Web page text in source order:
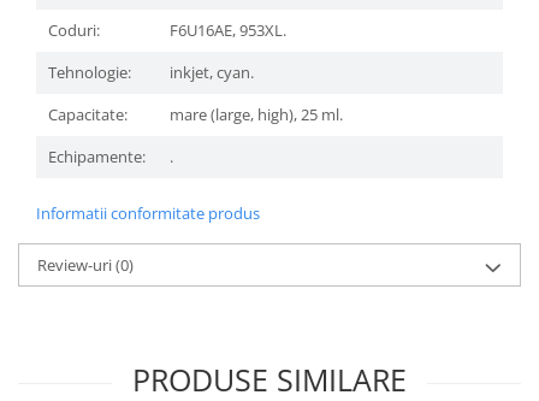
Coduri:
F6U16AE, 953XL.
Tehnologie:
inkjet, cyan.
Capacitate:
mare (large, high), 25 ml.
Echipamente:
.
Informatii conformitate produs
Review-uri(0)
PRODUSE SIMILARE